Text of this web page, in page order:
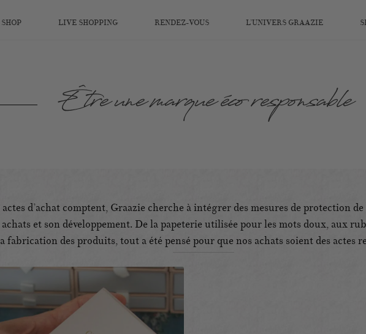
SHOP LIVE SHOPPING RENDEZ-VOUS L’UNIVERS GRAAZIE
Être une marque éco responsable
actes d’achat comptent, Graazie cherche à intégrer des mesures de protection
achats et son développement. De la papeterie utilisée pour les mots doux, aux
fabrication des produits, tout a été pensé pour que nos achats soient des actes